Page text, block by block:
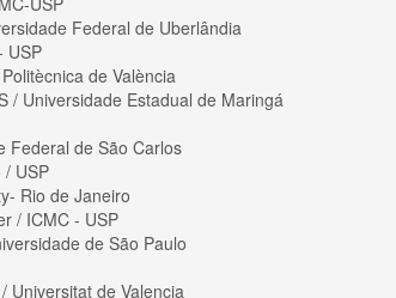
Federal de Uberlândia
USP
de València
/ Universidade Estadual de Maringá
Federal de São Carlos
/ USP
Rio de Janeiro
/ ICMC - USP
de São Paulo
Universitat de Valencia